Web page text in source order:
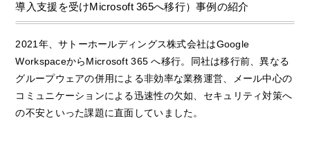
導入支援を受けMicrosoft 365へ移行）事例の紹介
2021年、サトーホールディングス株式会社はGoogle
WorkspaceからMicrosoft 365 へ移行。同社は移行前、異なる
グループウェアの併用による非効率な業務運営、メール中心の
コミュニケーションによる迅速性の欠如、セキュリティ対策へ
の不安といった課題に直面していました。